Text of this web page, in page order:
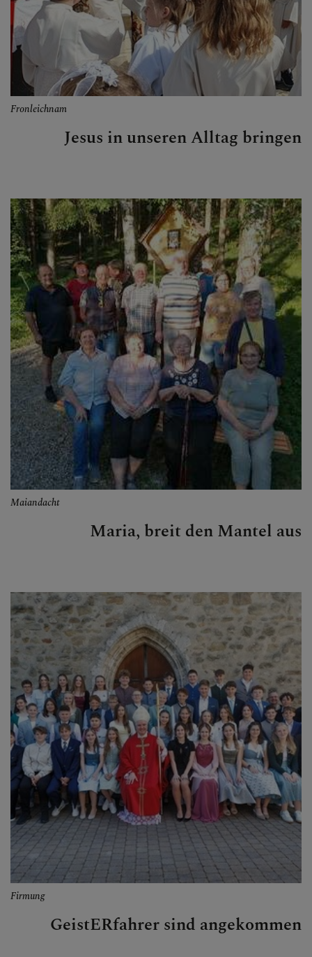
Fronleichnam
Jesus in unseren Alltag bringen
Maiandacht
Maria, breit den Mantel aus
Firmung
GeistERfahrer sind angekommen